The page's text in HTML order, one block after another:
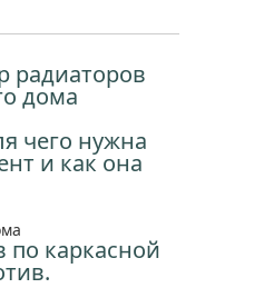
радиаторов
дома
чего нужна
и как она
по каркасной